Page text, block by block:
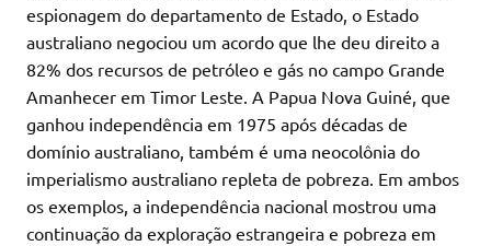
espionagem do departamento de Estado, o Estado
australiano negociou um acordo que lhe deu direito a
82% dos recursos de petróleo e gás no campo Grande
Amanhecer em Timor Leste. A Papua Nova Guiné, que
ganhou independência em 1975 após décadas de
domínio australiano, também é uma neocolônia do
imperialismo australiano repleta de pobreza. Em ambos
os exemplos, a independência nacional mostrou uma
continuação da exploração estrangeira e pobreza em